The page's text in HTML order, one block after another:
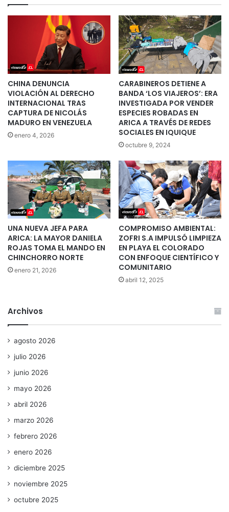
CHINA DENUNCIA
VIOLACIÓN AL DERECHO
INTERNACIONAL TRAS
CAPTURA DE NICOLÁS
MADURO EN VENEZUELA
enero 4, 2026
CARABINEROS DETIENE A
BANDA ‘LOS VIAJEROS’: ERA
INVESTIGADA POR VENDER
ESPECIES ROBADAS EN
ARICA A TRAVÉS DE REDES
SOCIALES EN IQUIQUE
octubre 9, 2024
UNA NUEVA JEFA PARA
ARICA: LA MAYOR DANIELA
ROJAS TOMA EL MANDO EN
CHINCHORRO NORTE
enero 21, 2026
COMPROMISO AMBIENTAL:
ZOFRI S.A IMPULSÓ LIMPIEZA
EN PLAYA EL COLORADO
CON ENFOQUE CIENTÍFICO Y
COMUNITARIO
abril 12, 2025
Archivos
agosto 2026
julio 2026
junio 2026
mayo 2026
abril 2026
marzo 2026
febrero 2026
enero 2026
diciembre 2025
noviembre 2025
octubre 2025